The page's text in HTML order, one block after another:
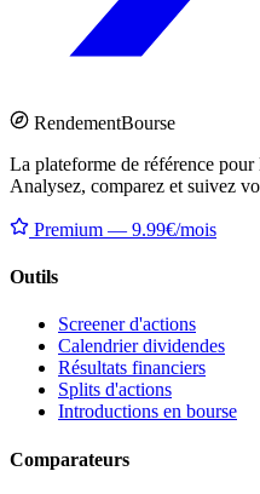
RendementBourse
La plateforme de référence
Analysez, comparez et suivez
Premium — 9.99€/mois
Outils
Screener d'actions
Calendrier dividendes
Résultats financiers
Splits d'actions
Introductions en bourse
Comparateurs